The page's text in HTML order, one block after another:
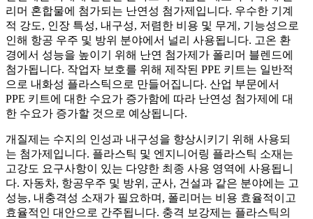
리머 혼합물에 첨가되는 난연성 첨가제입니다. 우수한 기계
적 강도, 인장 특성, 내구성, 저렴한 비용 및 무게, 기능성으로
인해 항공 우주 및 방위 분야에서 널리 사용됩니다. 고온 환
경에서 성능을 높이기 위해 난연 첨가제가 폴리머 블렌드에
첨가됩니다. 작업자 보호를 위해 제작된 PPE 키트는 일반적
으로 내화성 플라스틱으로 만들어집니다. 산업 부문에서
PPE 키트에 대한 수요가 증가함에 따라 난연성 첨가제에 대
한 수요가 증가할 것으로 예상됩니다.
개질제는 수지의 인성과 내구성을 향상시키기 위해 사용되
는 첨가제입니다. 플라스틱 및 엔지니어링 플라스틱 소재는
고강도 요구사항이 있는 다양한 최종 사용 영역에 사용됩니
다. 자동차, 항공우주 및 방위, 군사, 건설과 같은 분야에는 고
성능, 내충격성 소재가 필요하며, 폴리머는 비용 효율적이고
효율적인 대안으로 간주됩니다. 충격 보강제는 플라스틱의